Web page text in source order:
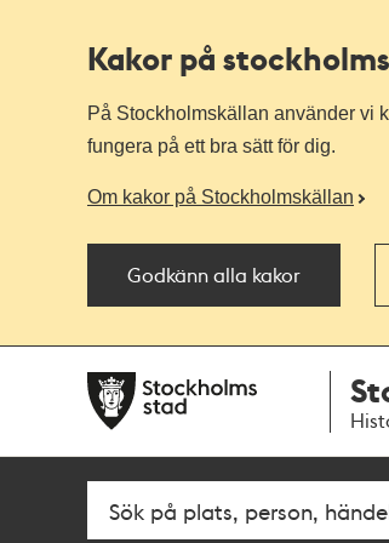
Kakor på
På Stockholmskällan använder vi
fungera på ett bra sätt för dig.
Om kakor på Stockholmskällan
Godkänn alla kakor
navigationen
huvudinnehållet
Fritextsök